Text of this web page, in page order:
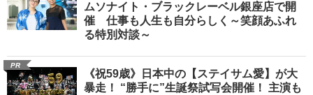
ムソナイト・ブラックレーベル銀座店で開
催 仕事も人生も自分らしく～笑顔あふれ
る特別対談～
PR
《祝59歳》日本中の【ステイサム愛】が大
暴走！ “勝手に”生誕祭試写会開催！ 主演も